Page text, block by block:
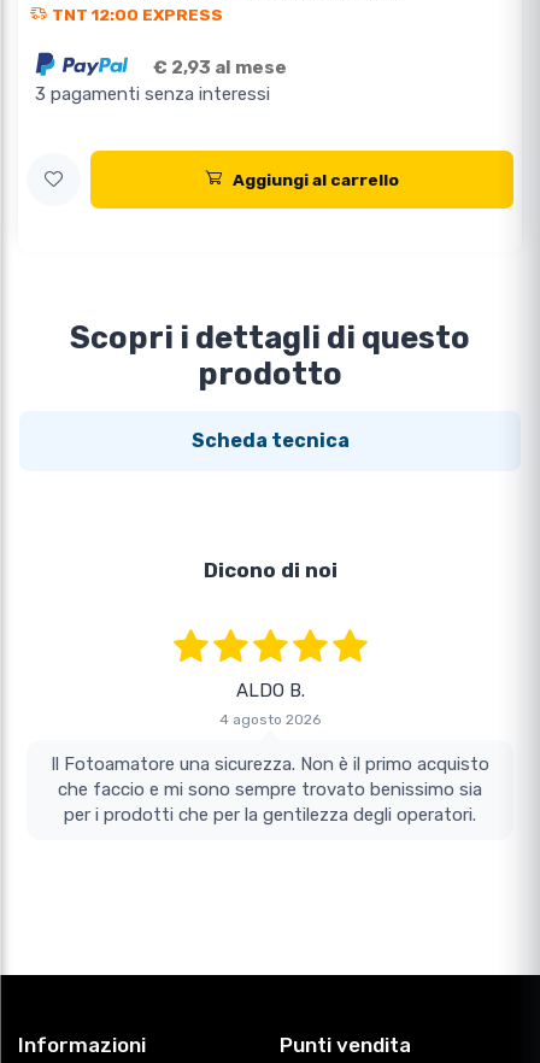
TNT 12:00 EXPRESS
€ 2,93 al mese
3 pagamenti senza interessi
Aggiungi al carrello
Scopri i dettagli di questo
prodotto
Scheda tecnica
Dicono di noi
ALDO B.
4 agosto 2026
Il Fotoamatore una sicurezza. Non è il primo acquisto
che faccio e mi sono sempre trovato benissimo sia
per i prodotti che per la gentilezza degli operatori.
Informazioni Punti vendita